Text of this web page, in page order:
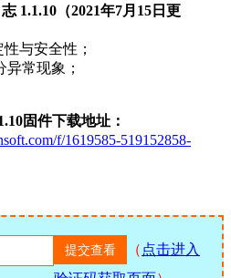
1.1.10（2021年7月15日更
与安全性；
异常现象；
固件下载地址：
f/1619585-519152858-
（ 点击进入